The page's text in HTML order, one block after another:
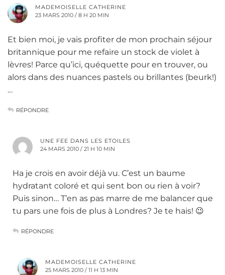
MADEMOISELLE CATHERINE
23 MARS 2010 / 8 H 20 MIN
Et bien moi, je vais profiter de mon prochain séjour
britannique pour me refaire un stock de violet à
lèvres! Parce qu’ici, quéquette pour en trouver, ou
alors dans des nuances pastels ou brillantes (beurk!)
…
RÉPONDRE
UNE FEE DANS LES ETOILES
24 MARS 2010 / 21 H 10 MIN
Ha je crois en avoir déjà vu. C’est un baume
hydratant coloré et qui sent bon ou rien à voir?
Puis sinon… T’en as pas marre de me balancer que
tu pars une fois de plus à Londres? Je te hais! 😉
RÉPONDRE
MADEMOISELLE CATHERINE
25 MARS 2010 / 11 H 13 MIN